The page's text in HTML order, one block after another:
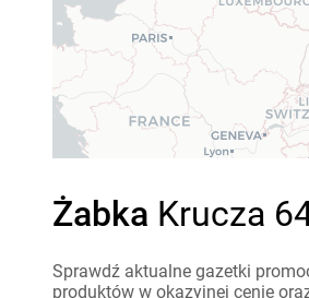
Żabka Krucza
Sprawdź aktualne gazetki
produktów w okazyjnej cenie